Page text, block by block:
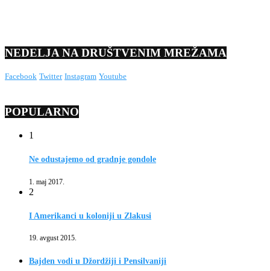
NEDELJA NA DRUŠTVENIM MREŽAMA
Facebook Twitter Instagram Youtube
POPULARNO
1
Ne odustajemo od gradnje gondole
1. maj 2017.
2
I Amerikanci u koloniji u Zlakusi
19. avgust 2015.
Bajden vodi u Džordžiji i Pensilvaniji